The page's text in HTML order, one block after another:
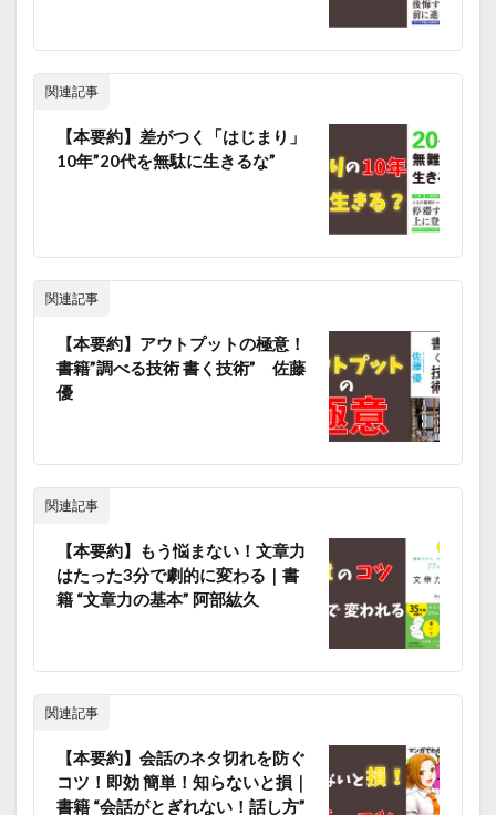
関連記事
【本要約】差がつく「はじまり」
10年”20代を無駄に生きるな”
関連記事
【本要約】アウトプットの極意！
書籍”調べる技術 書く技術” 佐藤
優
関連記事
【本要約】もう悩まない！文章力
はたった3分で劇的に変わる｜書
籍 “文章力の基本” 阿部紘久
関連記事
【本要約】会話のネタ切れを防ぐ
コツ！即効 簡単！知らないと損｜
書籍 “会話がとぎれない！話し方”